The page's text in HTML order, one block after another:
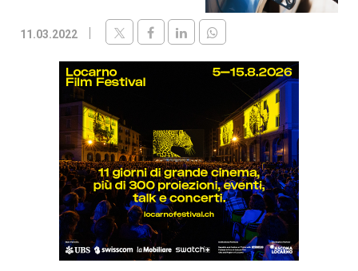
11.03.2022